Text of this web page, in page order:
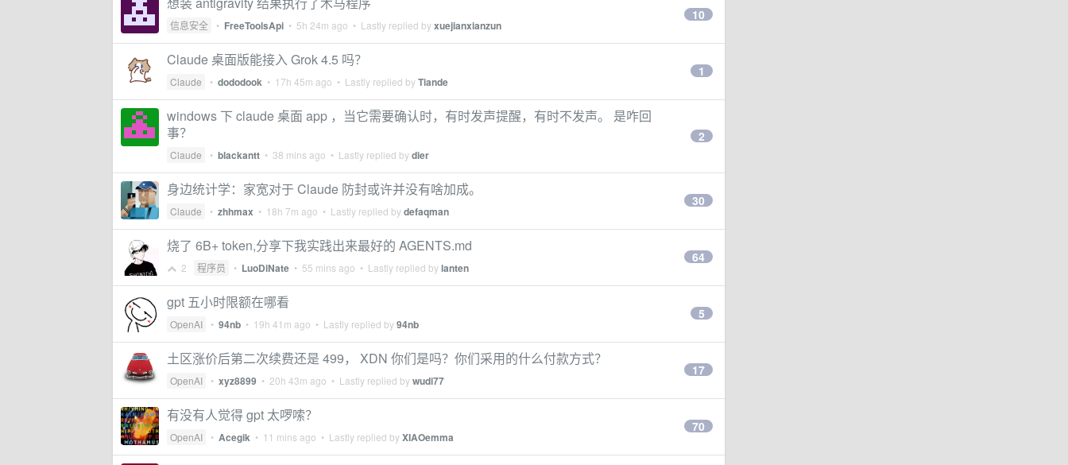
信息安全 • FreeToolsApi • 5h 24m ago • Lastly replied byxuejianxianzun
10
Claude 桌面版能接入 Grok 4.5 吗？
Claude • dododook • 17h 45m ago • Lastly replied byTiande
1
windows 下 claude 桌面 app ，当它需要确认时，有时发声提醒，有时不发声。 是咋回
事？
Claude • blackantt • 38 mins ago • Lastly replied bydier
2
身边统计学：家宽对于 Claude 防封或许并没有啥加成。
Claude • zhhmax • 18h 7m ago • Lastly replied bydefaqman
30
烧了 6B+ token,分享下我实践出来最好的 AGENTS.md
2 程序员 • LuoDiNate • 55 mins ago • Lastly replied bylanten
64
gpt 五小时限额在哪看
OpenAI • 94nb • 19h 41m ago • Lastly replied by94nb
5
土区涨价后第二次续费还是 499， XDN 你们是吗？你们采用的什么付款方式？
OpenAI • xyz8899 • 20h 43m ago • Lastly replied bywudi77
17
有没有人觉得 gpt 太啰嗦？
OpenAI • Acegik • 11 mins ago • Lastly replied byXIAOemma
70